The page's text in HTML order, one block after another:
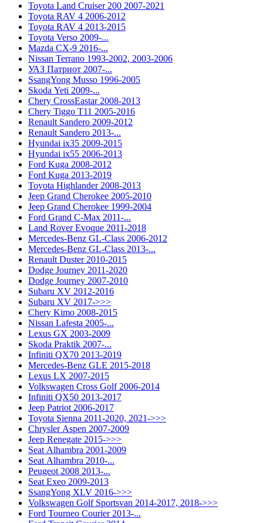
Toyota Land Cruiser 200 2007-2021
Toyota RAV 4 2006-2012
Toyota RAV 4 2013-2015
Toyota Verso 2009-...
Mazda CX-9 2016-...
Nissan Terrano 1993-2002, 2003-2006
УАЗ Патриот 2007-...
SsangYong Musso 1996-2005
Skoda Yeti 2009-...
Chery CrossEastar 2008-2013
Chery Tiggo T11 2005-2016
Renault Sandero 2009-2012
Renault Sandero 2013-...
Hyundai ix35 2009-2015
Hyundai ix55 2006-2013
Ford Kuga 2008-2012
Ford Kuga 2013-2019
Toyota Highlander 2008-2013
Jeep Grand Cherokee 2005-2010
Jeep Grand Cherokee 1999-2004
Ford Grand C-Max 2011-...
Land Rover Evoque 2011-2018
Mercedes-Benz GL-Class 2006-2012
Mercedes-Benz GL-Class 2013-...
Renault Duster 2010-2015
Dodge Journey 2011-2020
Dodge Journey 2007-2010
Subaru XV 2012-2016
Subaru XV 2017->>>
Chery Kimo 2008-2015
Nissan Lafesta 2005-...
Lexus GX 2003-2009
Skoda Praktik 2007-...
Infiniti QX70 2013-2019
Mercedes-Benz GLE 2015-2018
Lexus LX 2007-2015
Volkswagen Cross Golf 2006-2014
Infiniti QX50 2013-2017
Jeep Patriot 2006-2017
Toyota Sienna 2011-2020, 2021->>>
Chrysler Aspen 2007-2009
Jeep Renegate 2015->>>
Seat Alhambra 2001-2009
Seat Alhambra 2010-...
Peugeot 2008 2013-...
Seat Exeo 2009-2013
SsangYong XLV 2016->>>
Volkswagen Golf Sportsvan 2014-2017, 2018->>>
Ford Tourneo Courier 2013-...